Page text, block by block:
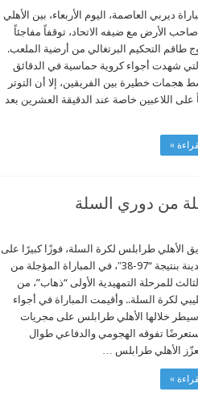
ديربي العاصمة، اليوم الأربعاء، بين الأهلي
الأرض مع ضيفه الاتحاد، توقفاً مفاجئاً
طاقم التحكيم البرتغالي من أرضية الملعب.
التي شهدت أجواء كروية حماسية في الدقائق
هجمات خطيرة بين الفريقين، إلا أن التوتر
على اللاعبين خاصة عند الدقيقة العشرين بعد
»
من دوري السلة
الأهلي طرابلس لكرة السلة، فوزًا كبيرًا على
فريق المدينة بنتيجة “97-38″، في المباراة المؤجلة من
للمرحلة التمهيدية الأولى “ذهاب”، من
لكرة السلة.. وأقيمت المباراة في أجواء
سيطر خلالها الأهلي طرابلس على مجريات
تفوقه الهجومي والدفاعي طوال
الأهلي طرابلس …
»